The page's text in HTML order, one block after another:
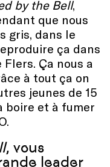
by the Bell,
que nous
gris, dans le
ça dans
Ça nous a
à tout ça on
jeunes de 15
boire et à fumer
, vous
leader